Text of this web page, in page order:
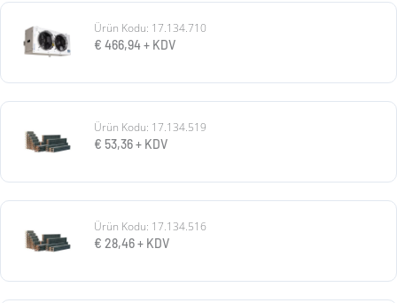
Ürün Kodu: 17.134.710
€ 466,94+ KDV
Ürün Kodu: 17.134.519
€ 53,36+ KDV
Ürün Kodu: 17.134.516
€ 28,46+ KDV